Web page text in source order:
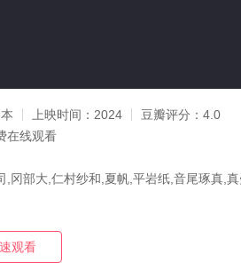
上映时间： 2024 豆瓣评分： 4.0
在线观看
,冈部大,仁村纱和,夏帆,平岩纸,音尾琢真,
观看